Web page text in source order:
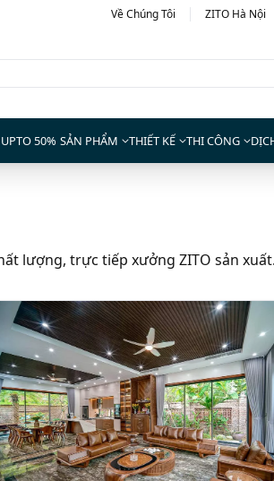
Về Chúng Tôi ZITO Hà Nội
50% SẢN PHẨM THIẾT KẾ THI CÔNG
lượng, trực tiếp xưởng ZITO sản